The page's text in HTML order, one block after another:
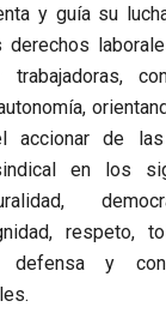
y guía su
derechos
trabajadoras,
accionar de
en los
respeto,
defensa y